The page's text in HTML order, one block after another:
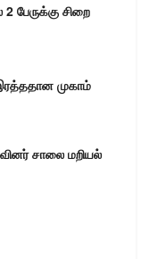
பேருக்கு சிறை
முகாம்
சாலை மறியல்